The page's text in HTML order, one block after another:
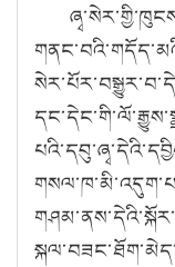
ཞྭ་སེར་གྱི་